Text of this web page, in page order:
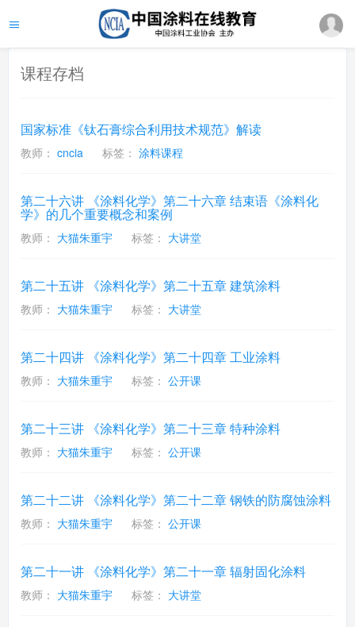
课程存档
国家标准《钛石膏综合利用技术规范》解读
教师： cncia 标签： 涂料课程
第二十六讲 《涂料化学》第二十六章 结束语《涂料化
学》的几个重要概念和案例
教师： 大猫朱重宇 标签： 大讲堂
第二十五讲 《涂料化学》第二十五章 建筑涂料
教师： 大猫朱重宇 标签： 大讲堂
第二十四讲 《涂料化学》第二十四章 工业涂料
教师： 大猫朱重宇 标签： 公开课
第二十三讲 《涂料化学》第二十三章 特种涂料
教师： 大猫朱重宇 标签： 公开课
第二十二讲 《涂料化学》第二十二章 钢铁的防腐蚀涂料
教师： 大猫朱重宇 标签： 公开课
第二十一讲 《涂料化学》第二十一章 辐射固化涂料
教师： 大猫朱重宇 标签： 大讲堂